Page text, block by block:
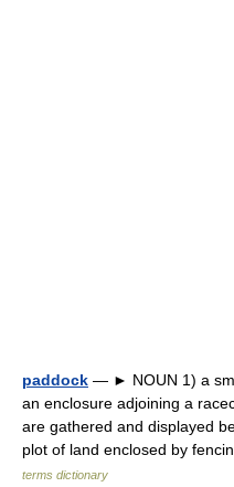
paddock — ► NOUN 1) a
an enclosure adjoining a
are gathered and displayed
plot of land enclosed by
terms dictionary